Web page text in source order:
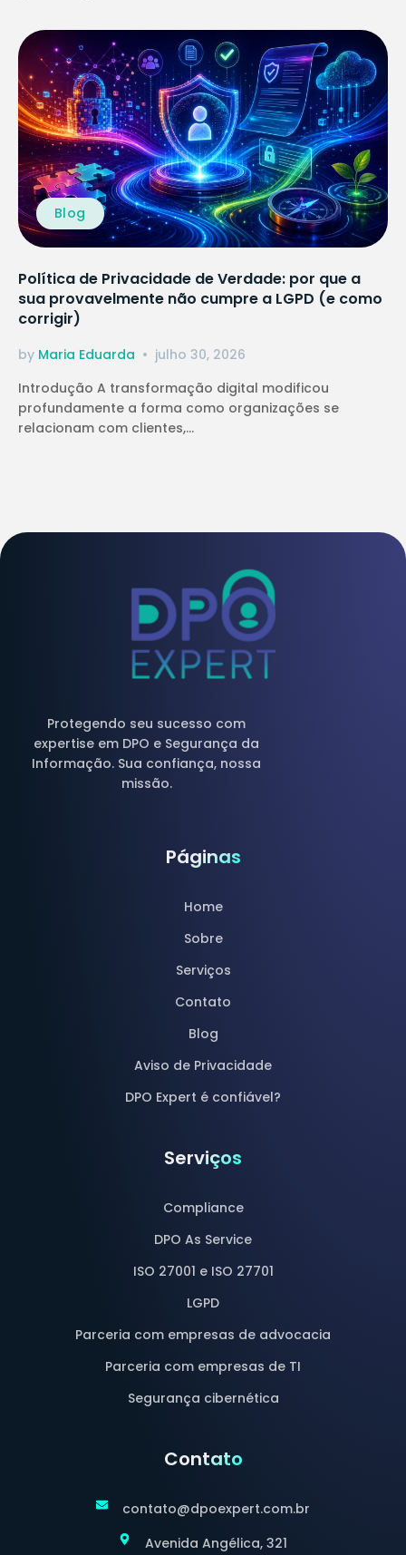
Blog
Política de Privacidade de Verdade: por que a
sua provavelmente não cumpre a LGPD (e como
corrigir)
by Maria Eduarda
julho 30, 2026
Introdução A transformação digital modificou
profundamente a forma como organizações se
relacionam com clientes,...
Protegendo seu sucesso com
expertise em DPO e Segurança da
Informação. Sua confiança, nossa
missão.
Páginas
Home
Sobre
Serviços
Contato
Blog
Aviso de Privacidade
DPO Expert é confiável?
Serviços
Compliance
DPO As Service
ISO 27001 e ISO 27701
LGPD
Parceria com empresas de advocacia
Parceria com empresas de TI
Segurança cibernética
Contato
contato@dpoexpert.com.br
Avenida Angélica, 321